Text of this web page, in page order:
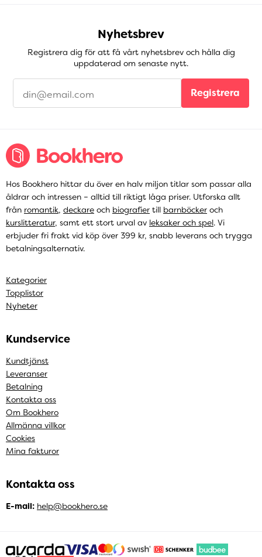
Nyhetsbrev
Registrera dig för att få vårt nyhetsbrev och hålla dig
uppdaterad om senaste nytt.
Registrera
Hos Bookhero hittar du över en halv miljon titlar som passar alla
åldrar och intressen – alltid till riktigt låga priser. Utforska allt
från romantik, deckare och biografier till barnböcker och
kurslitteratur, samt ett stort urval av leksaker och spel. Vi
erbjuder fri frakt vid köp över 399 kr, snabb leverans och trygga
betalningsalternativ.
Kategorier
Topplistor
Nyheter
Kundservice
Kundtjänst
Leveranser
Betalning
Kontakta oss
Om Bookhero
Allmänna villkor
Cookies
Mina fakturor
Kontakta oss
E-mail: help@bookhero.se